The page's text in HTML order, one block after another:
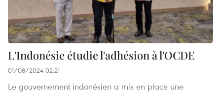
L'Indonésie étudie l'adhésion à l'OCDE
01/08/2024 02:21
Le gouvernement indonésien a mis en place une